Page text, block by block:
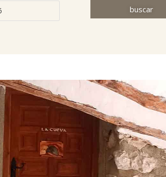
buscar